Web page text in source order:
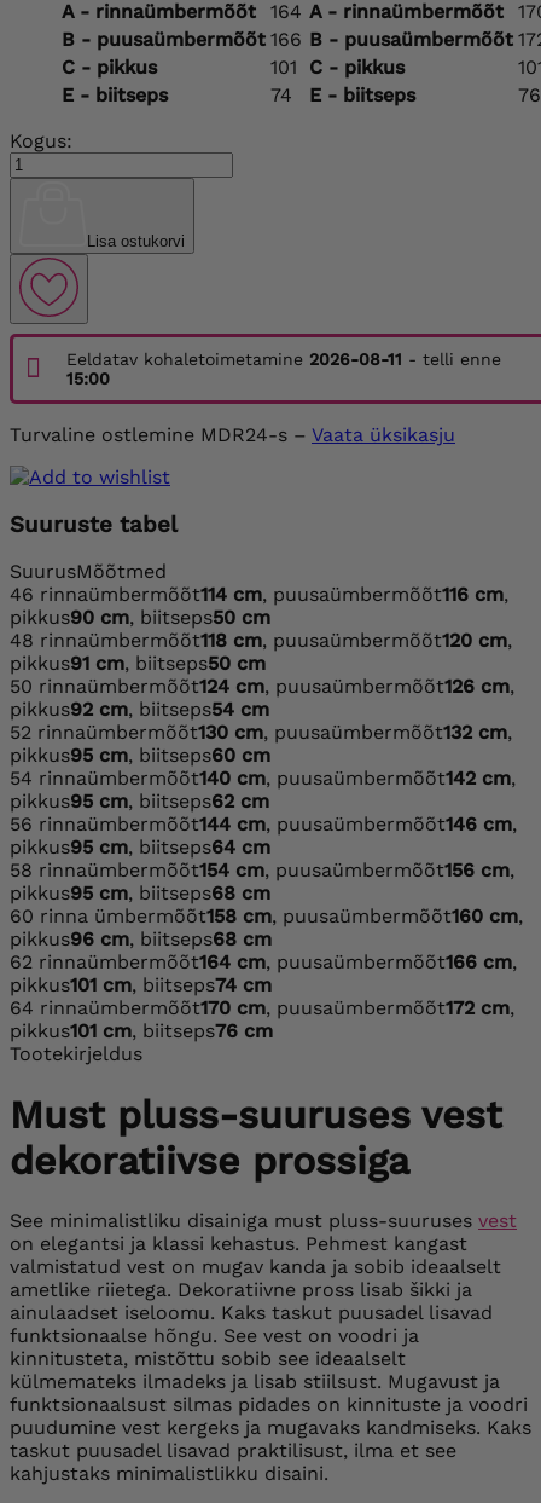
A - rinnaümbermõõt
164
B - puusaümbermõõt 166
C - pikkus
101
E - biitseps
74
A - rinnaümbermõõt
B - puusaümbermõõt
C - pikkus
E - biitseps
76
Kogus:
Lisa ostukorvi
Eeldatav kohaletoimetamine 2026-08-11 - telli enne
15:00
Turvaline ostlemine MDR24-s – Vaata üksikasju
Suuruste tabel
SuurusMõõtmed
46 rinnaümbermõõt114 cm, puusaümbermõõt116 cm,
pikkus90 cm, biitseps50 cm
48 rinnaümbermõõt118 cm, puusaümbermõõt120 cm,
pikkus91 cm, biitseps50 cm
50 rinnaümbermõõt124 cm, puusaümbermõõt126 cm,
pikkus92 cm, biitseps54 cm
52 rinnaümbermõõt130 cm, puusaümbermõõt132 cm,
pikkus95 cm, biitseps60 cm
54 rinnaümbermõõt140 cm, puusaümbermõõt142 cm,
pikkus95 cm, biitseps62 cm
56 rinnaümbermõõt144 cm, puusaümbermõõt146 cm,
pikkus95 cm, biitseps64 cm
58 rinnaümbermõõt154 cm, puusaümbermõõt156 cm,
pikkus95 cm, biitseps68 cm
60 rinna ümbermõõt158 cm, puusaümbermõõt160 cm,
pikkus96 cm, biitseps68 cm
62 rinnaümbermõõt164 cm, puusaümbermõõt166 cm,
pikkus101 cm, biitseps74 cm
64 rinnaümbermõõt170 cm, puusaümbermõõt172 cm,
pikkus101 cm, biitseps76 cm
Tootekirjeldus
Must pluss-suuruses vest
dekoratiivse prossiga
See minimalistliku disainiga must pluss-suuruses vest
on elegantsi ja klassi kehastus. Pehmest kangast
valmistatud vest on mugav kanda ja sobib ideaalselt
ametlike riietega. Dekoratiivne pross lisab šikki ja
ainulaadset iseloomu. Kaks taskut puusadel lisavad
funktsionaalse hõngu. See vest on voodri ja
kinnitusteta, mistõttu sobib see ideaalselt
külmemateks ilmadeks ja lisab stiilsust. Mugavust ja
funktsionaalsust silmas pidades on kinnituste ja voodri
puudumine vest kergeks ja mugavaks kandmiseks. Kaks
taskut puusadel lisavad praktilisust, ilma et see
kahjustaks minimalistlikku disaini.